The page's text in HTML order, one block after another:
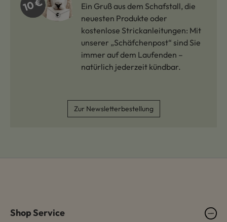
Ein Gruß aus dem Schafstall, die
neuesten Produkte oder
kostenlose Strickanleitungen: Mit
unserer „Schäfchenpost“ sind Sie
immer auf dem Laufenden –
natürlich jederzeit kündbar.
Zur Newsletterbestellung
Shop Service